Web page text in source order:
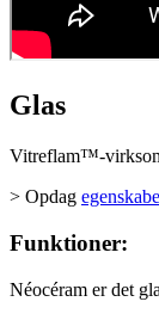
Glas
Vitreflam™-
> Opdag
Funktioner:
Néocéram er det